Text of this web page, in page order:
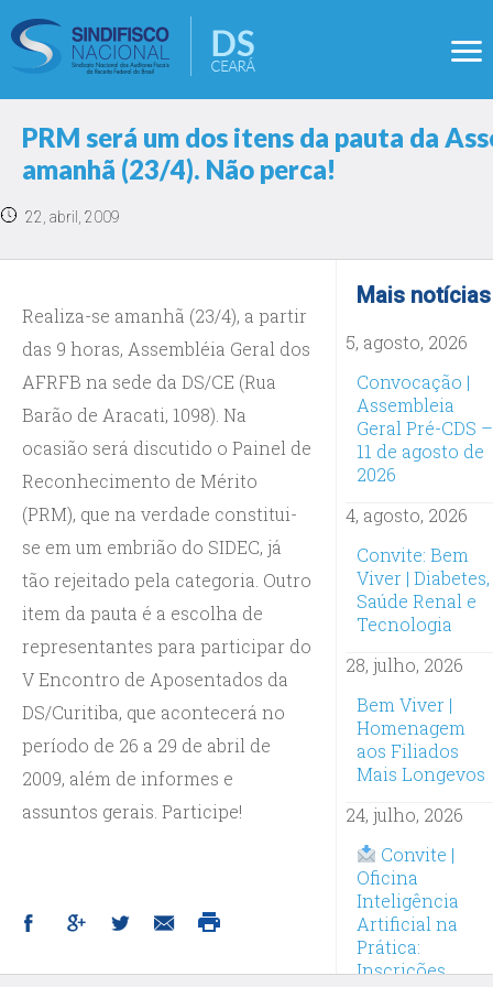
PRM será um dos itens da pauta da
amanhã (23/4). Não perca!
22, abril, 2009
Realiza-se amanhã (23/4), a partir
das 9 horas, Assembléia Geral dos
AFRFB na sede da DS/CE (Rua
Barão de Aracati, 1098). Na
ocasião será discutido o Painel de
Reconhecimento de Mérito
(PRM), que na verdade constitui-
se em um embrião do SIDEC, já
tão rejeitado pela categoria. Outro
item da pauta é a escolha de
representantes para participar do
V Encontro de Aposentados da
DS/Curitiba, que acontecerá no
período de 26 a 29 de abril de
2009, além de informes e
assuntos gerais. Participe!
Mais notícias
5, agosto, 2026
Convocação |
Assembleia
Geral Pré-CDS –
11 de agosto de
2026
4, agosto, 2026
Convite: Bem
Viver | Diabetes,
Saúde Renal e
Tecnologia
28, julho, 2026
Bem Viver |
Homenagem
aos Filiados
Mais Longevos
24, julho, 2026
Convite |
Oficina
Inteligência
Artificial na
Prática:
Inscrições